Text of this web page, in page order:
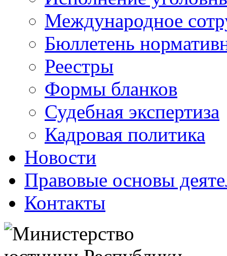
Международное
Бюллетень
Реестры
Формы бланков
Судебная экспертиза
Кадровая политика
Новости
Правовые основы
Контакты